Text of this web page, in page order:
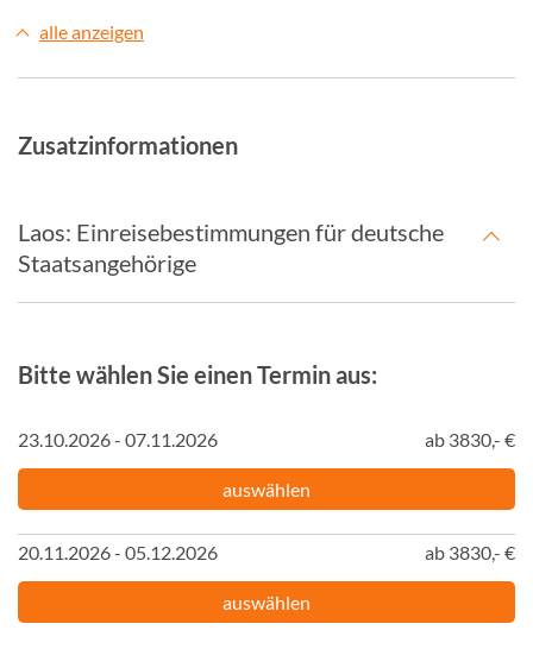
alle anzeigen
Zusatzinformationen
⁠Laos: Einreisebestimmungen für deutsche
Staatsangehörige
Bitte wählen Sie einen Termin aus:
23.10.2026 - 07.11.2026 ab 3830,- €
auswählen
20.11.2026 - 05.12.2026 ab 3830,- €
auswählen